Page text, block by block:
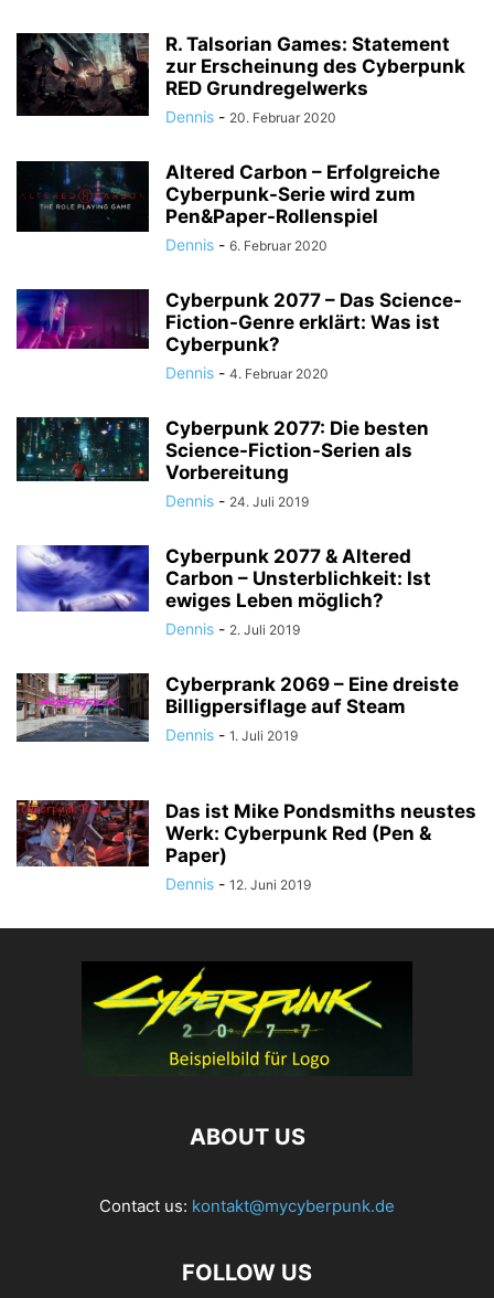
R. Talsorian Games: Statement
zur Erscheinung des Cyberpunk
RED Grundregelwerks
Dennis - 20. Februar 2020
Altered Carbon – Erfolgreiche
Cyberpunk-Serie wird zum
Pen&Paper-Rollenspiel
Dennis - 6. Februar 2020
Cyberpunk 2077 – Das Science-
Fiction-Genre erklärt: Was ist
Cyberpunk?
Dennis - 4. Februar 2020
Cyberpunk 2077: Die besten
Science-Fiction-Serien als
Vorbereitung
Dennis - 24. Juli 2019
Cyberpunk 2077 & Altered
Carbon – Unsterblichkeit: Ist
ewiges Leben möglich?
Dennis - 2. Juli 2019
Cyberprank 2069 – Eine dreiste
Billigpersiflage auf Steam
Dennis - 1. Juli 2019
Das ist Mike Pondsmiths neustes
Werk: Cyberpunk Red (Pen &
Paper)
Dennis - 12. Juni 2019
ABOUT US
Contact us: kontakt@mycyberpunk.de
FOLLOW US